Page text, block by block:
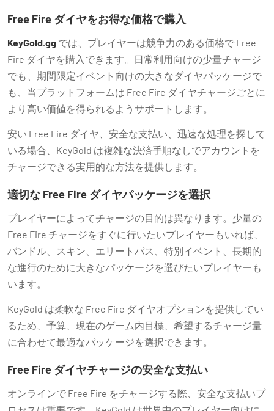
Free Fire ダイヤをお得な価格で購入
KeyGold.gg では、プレイヤーは競争力のある価格で Free
Fire ダイヤを購入できます。日常利用向けの少量チャージ
でも、期間限定イベント向けの大きなダイヤパッケージで
も、当プラットフォームは Free Fire ダイヤチャージごとに
より高い価値を得られるようサポートします。
安い Free Fire ダイヤ、安全な支払い、迅速な処理を探して
いる場合、KeyGold は複雑な決済手順なしでアカウントを
チャージできる実用的な方法を提供します。
適切な Free Fire ダイヤパッケージを選択
プレイヤーによってチャージの目的は異なります。少量の
Free Fire チャージをすぐに行いたいプレイヤーもいれば、
バンドル、スキン、エリートパス、特別イベント、長期的
な進行のために大きなパッケージを選びたいプレイヤーも
います。
KeyGold は柔軟な Free Fire ダイヤオプションを提供してい
るため、予算、現在のゲーム内目標、希望するチャージ量
に合わせて最適なパッケージを選択できます。
Free Fire ダイヤチャージの安全な支払い
オンラインで Free Fire をチャージする際、安全な支払いプ